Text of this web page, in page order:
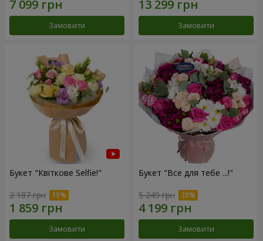
Замовити Замовити
Букет "Квіткове Selfie!"
2 187 грн
Замовити
Букет "Все для тебе ...!"
5 249 грн
Замовити